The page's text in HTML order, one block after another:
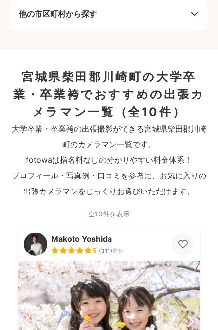
他の市区町村から探す
宮城県柴田郡川崎町の大学卒
業・卒業袴でおすすめの出張カ
メラマン一覧
（全10件）
大学卒業・卒業袴の出張撮影ができる宮城県柴田郡川崎
町のカメラマン一覧です。
fotowaは指名料なしの分かりやすい料金体系！
プロフィール・写真例・口コミを参考に、お気に入りの
出張カメラマンをじっくりお選びいただけます。
全10件を表示
Makoto Yoshida
5 (311)男性